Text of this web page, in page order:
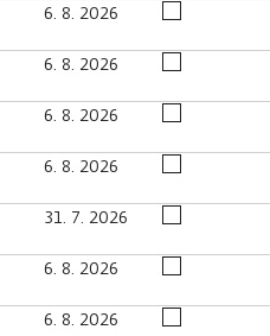
6. 8. 2026
6. 8. 2026
6. 8. 2026
6. 8. 2026
31. 7. 2026
6. 8. 2026
6. 8. 2026